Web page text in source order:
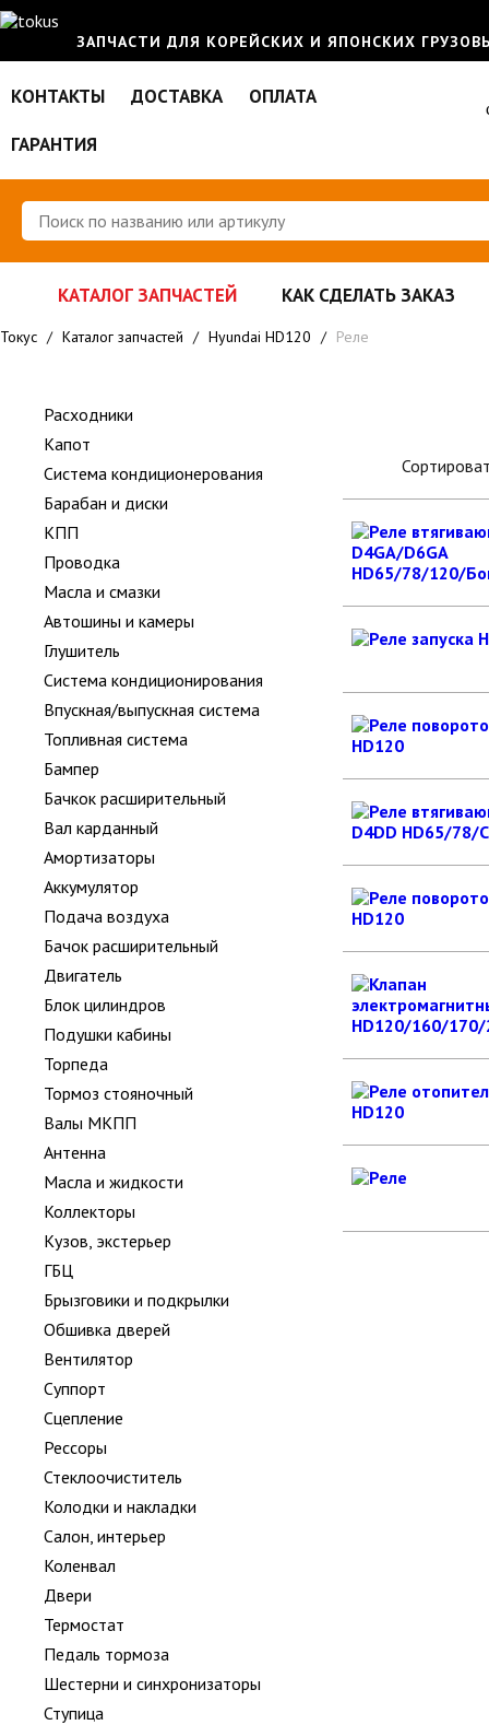
ЗАПЧАСТИ ДЛЯ КОРЕЙСКИХ И ЯПОНСКИХ
КОНТАКТЫ ДОСТАВКА
ОПЛАТА
ГАРАНТИЯ
КАТАЛОГ ЗАПЧАСТЕЙ КАК СДЕЛАТЬ ЗАКАЗ
Токус / Каталог запчастей / Hyundai HD120 / Реле
Расходники
Капот
Система кондиционерования
Барабан и диски
КПП
Проводка
Масла и смазки
Автошины и камеры
Глушитель
Система кондиционирования
Впускная/выпускная система
Топливная система
Бампер
Бачкок расширительный
Вал карданный
Амортизаторы
Аккумулятор
Подача воздуха
Бачок расширительный
Двигатель
Блок цилиндров
Подушки кабины
Торпеда
Тормоз стояночный
Валы МКПП
Антенна
Масла и жидкости
Коллекторы
Кузов, экстерьер
ГБЦ
Брызговики и подкрылки
Обшивка дверей
Вентилятор
Суппорт
Сцепление
Рессоры
Стеклоочиститель
Колодки и накладки
Салон, интерьер
Коленвал
Двери
Термостат
Педаль тормоза
Шестерни и синхронизаторы
Ступица